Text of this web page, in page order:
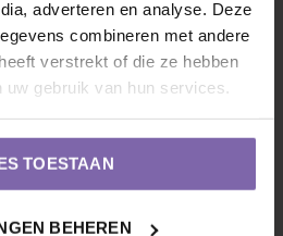
adverteren en analyse. Deze
combineren met andere
verstrekt of die ze hebben
gebruik van hun services.
TOESTAAN
BEHEREN
kan sterk variëren,